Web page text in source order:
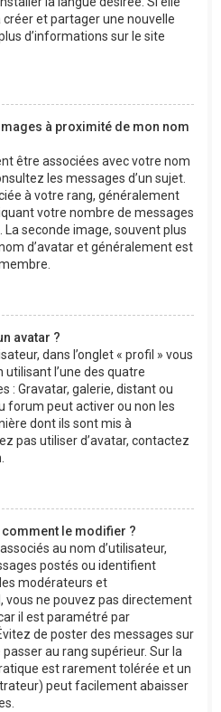
créer et partager une nouvelle
d’informations sur le site
à proximité de mon nom
être associées avec votre nom
les messages d’un sujet.
à votre rang, généralement
votre nombre de messages
seconde image, souvent plus
d’avatar et généralement est
avatar ?
dans l’onglet « profil » vous
l’une des quatre
: Gravatar, galerie, distant ou
forum peut activer ou non les
dont ils sont mis à
pas utiliser d’avatar, contactez
comment le modifier ?
au nom d’utilisateur,
postés ou identifient
modérateurs et
vous ne pouvez pas directement
il est paramétré par
de poster des messages sur
au rang supérieur. Sur la
est rarement tolérée et un
peut facilement abaisser